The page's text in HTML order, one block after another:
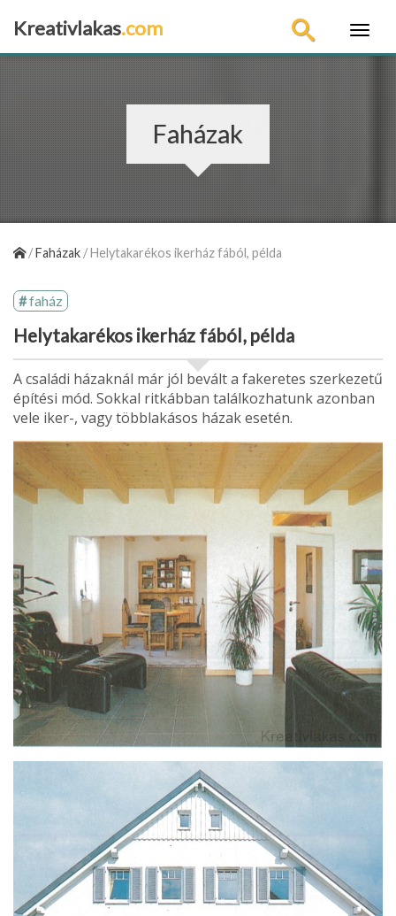
Kreativlakas.com
Faházak
/Faházak /Helytakarékos ikerház fából, példa
faház
Helytakarékos ikerház fából, példa
A családi házaknál már jól bevált a fakeretes szerkezetű
építési mód. Sok­kal ritkábban találkozhatunk azonban
vele iker-, vagy többlakásos házak esetén.